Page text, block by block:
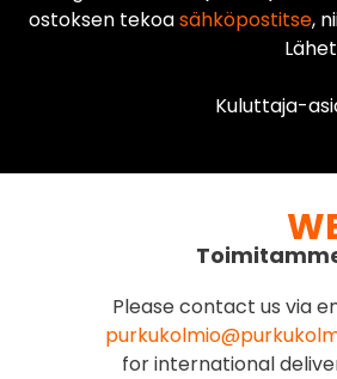
ostoksen tekoasähköpostitse,
Kuluttaja-
Please contact us via
for international